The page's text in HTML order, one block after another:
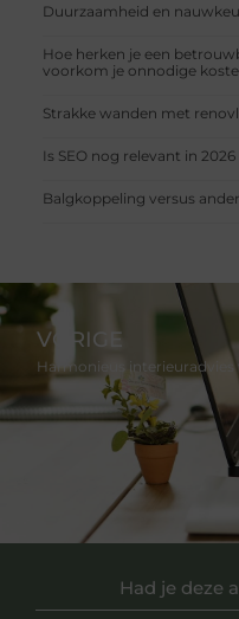
Duurzaamheid en
Hoe herken je een
voorkom je onnodige
Strakke wanden met
Is SEO nog relevant in 2026
Balgkoppeling versus
Had je deze
VORIGE